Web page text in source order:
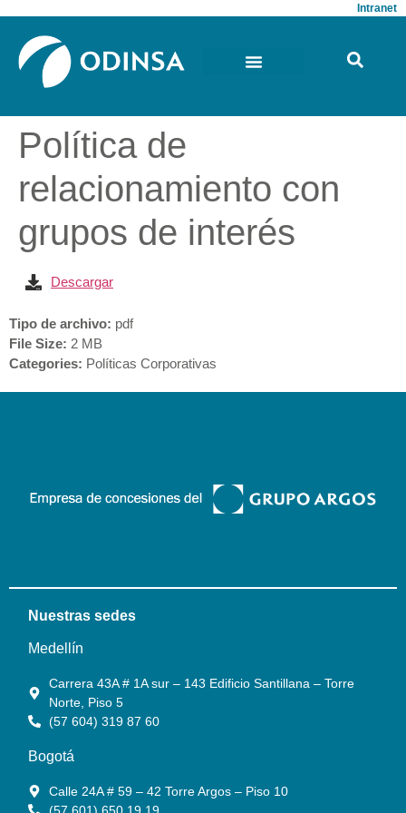
Intranet
Política de
relacionamiento con
grupos de interés
Descargar
Tipo de archivo: pdf
File Size: 2 MB
Categories: Políticas Corporativas
Nuestras sedes
Medellín
Carrera 43A # 1A sur – 143 Edificio Santillana – Torre
Norte, Piso 5
(57 604) 319 87 60
Bogotá
Calle 24A # 59 – 42 Torre Argos – Piso 10
(57 601) 650 19 19